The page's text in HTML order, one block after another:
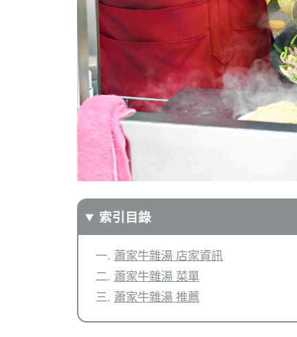
索引目錄
蕭家牛雜湯 店家資訊
蕭家牛雜湯 菜單
蕭家牛雜湯 推薦